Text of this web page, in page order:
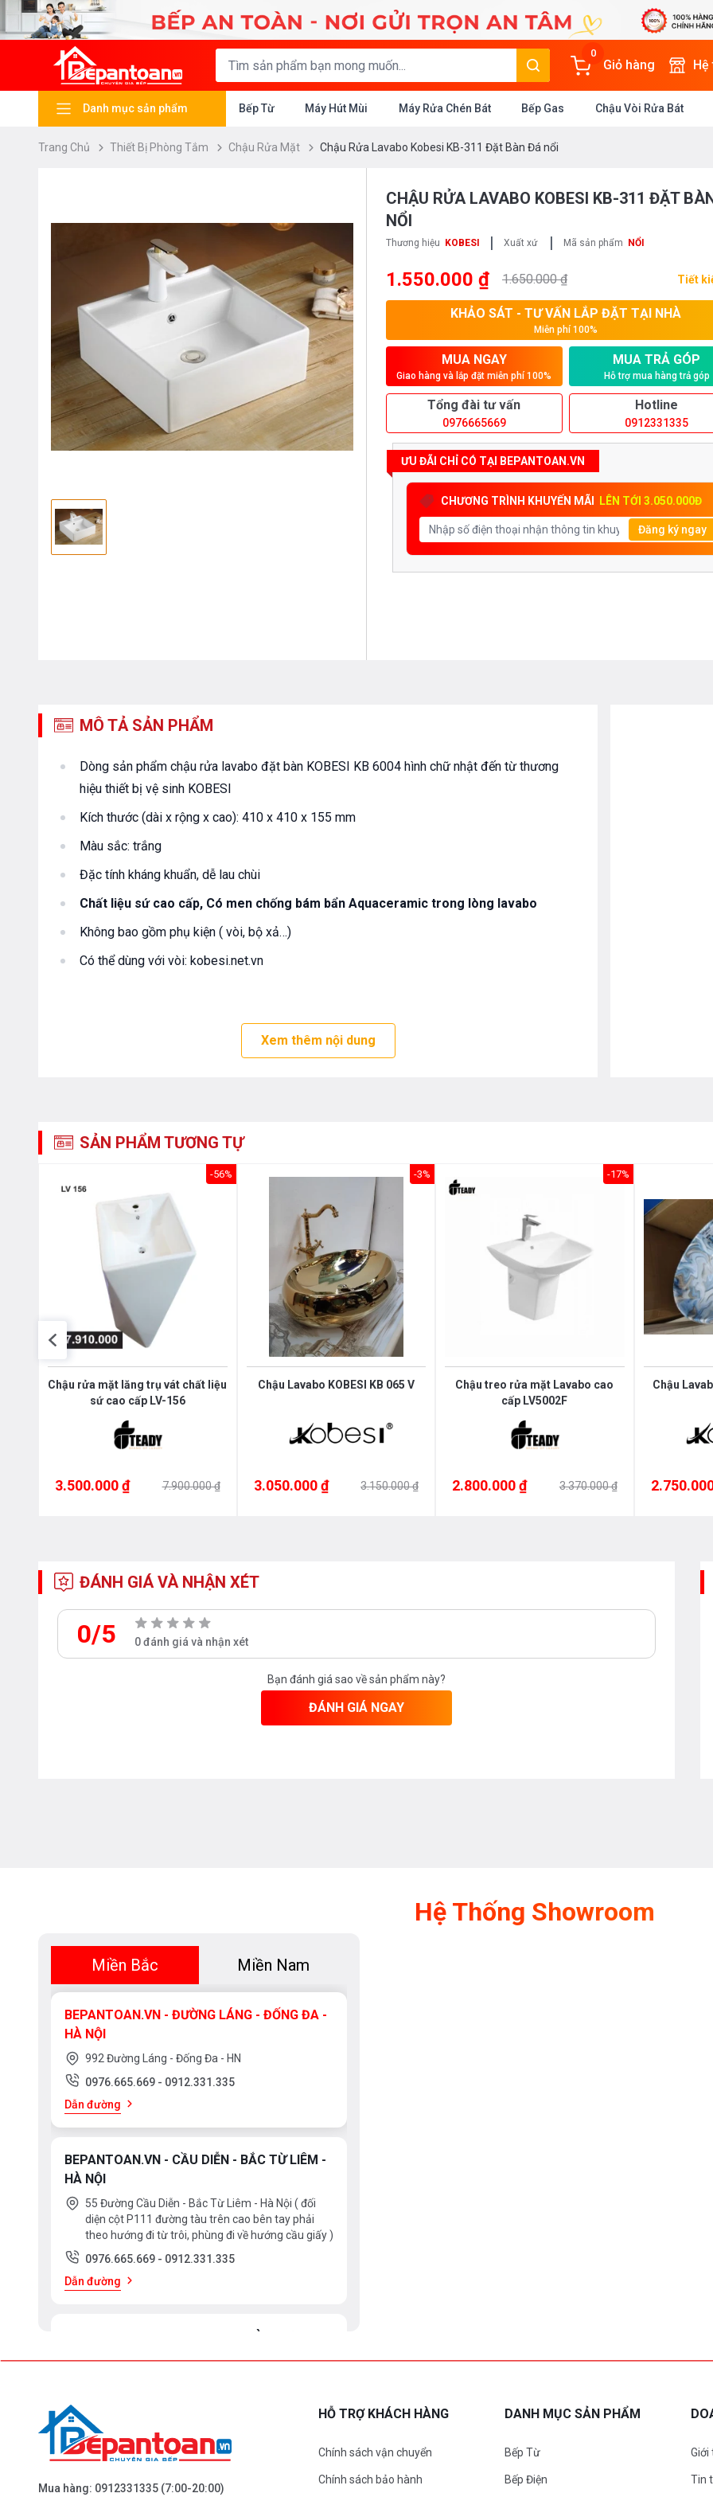
0
Giỏ hàng
Danh mục sản phẩm Bếp Từ Máy Hút Mùi Máy Rửa Chén Bát Bếp Gas Chậu Vòi Rửa Bát
Trang Chủ Thiết Bị Phòng Tắm Chậu Rửa Mặt Chậu Rửa Lavabo Kobesi KB-311 Đặt Bàn Đá nổi
CHẬU RỬA LAVABO KOBESI KB-311 ĐẶT
NỔI
Thương hiệu KOBESI | Xuất xứ | Mã sản phẩm NỔI
1.550.000 ₫ 1.650.000 ₫ Tiết
KHẢO SÁT - TƯ VẤN LẮP ĐẶT TẠI NHÀ
Miễn phí 100%
MUA NGAY
Giao hàng và lắp đặt miễn phí 100%
MUA TRẢ GÓP
Hỗ trợ mua hàng trả góp
Tổng đài tư vấn
0976665669
Hotline
0912331335
ƯU ĐÃI CHỈ CÓ TẠI BEPANTOAN.VN
CHƯƠNG TRÌNH KHUYẾN MÃI LÊN TỚI 3.050.000Đ
Đăng ký ngay
MÔ TẢ SẢN PHẨM
Dòng sản phẩm chậu rửa lavabo đặt bàn KOBESI KB 6004 hình chữ nhật đến từ thương
hiệu thiết bị vệ sinh KOBESI
Kích thước (dài x rộng x cao): 410 x 410 x 155 mm
Màu sắc: trắng
Đặc tính kháng khuẩn, dễ lau chùi
Chất liệu sứ cao cấp, Có men chống bám bẩn Aquaceramic trong lòng lavabo
Không bao gồm phụ kiện ( vòi, bộ xả…)
Có thể dùng với vòi: kobesi.net.vn
Xem thêm nội dung
SẢN PHẨM TƯƠNG TỰ
-56%
Chậu rửa mặt lăng trụ vát chất liệu
sứ cao cấp LV-156
3.500.000 ₫ 7.900.000 ₫
-3%
Chậu Lavabo KOBESI KB 065 V
3.050.000 ₫ 3.150.000 ₫
-17%
Chậu treo rửa mặt Lavabo cao
cấp LV5002F
2.800.000 ₫ 3.370.000 ₫
Chậu
ĐÁNH GIÁ VÀ NHẬN XÉT
0/5 0 đánh giá và nhận xét
Bạn đánh giá sao về sản phẩm này?
ĐÁNH GIÁ NGAY
Hệ Thống Showroom
Miền Bắc Miền Nam
BEPANTOAN.VN - ĐƯỜNG LÁNG - ĐỐNG ĐA -
HÀ NỘI
992 Đường Láng - Đống Đa - HN
0976.665.669 - 0912.331.335
Dẫn đường
BEPANTOAN.VN - CẦU DIỄN - BẮC TỪ LIÊM -
HÀ NỘI
55 Đường Cầu Diễn - Bắc Từ Liêm - Hà Nội ( đối
diện cột P111 đường tàu trên cao bên tay phải
theo hướng đi từ trôi, phùng đi về hướng cầu giấy )
0976.665.669 - 0912.331.335
Dẫn đường
BEPANTOAN.VN - ĐẠI LA - HAI BÀ TRƯNG -
Dẫn đường
BEPANTOAN.VN - NGUYỄN TRÃI - THANH
Mua hàng: 0912331335 (7:00-20:00)
HỖ TRỢ KHÁCH HÀNG
Chính sách vận chuyển
Chính sách bảo hành
DANH MỤC SẢN PHẨM
Bếp Từ
Bếp Điện
Giới
Tin